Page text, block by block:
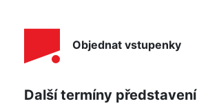
Objednat vstupenky
Další termíny představení